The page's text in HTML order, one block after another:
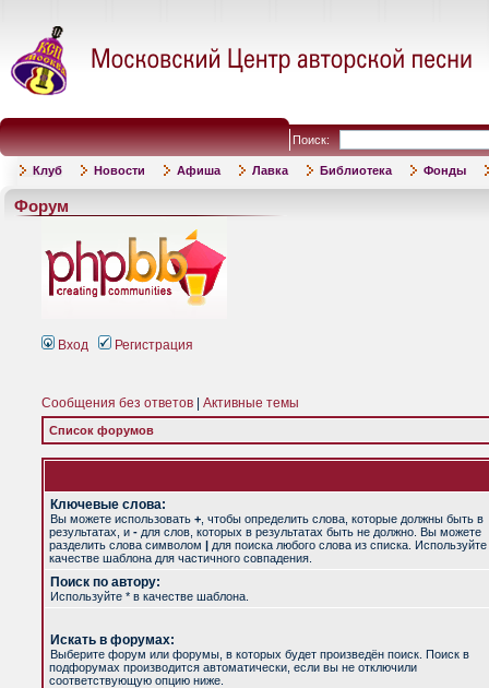
Поиск:
Клуб Новости Афиша Лавка Библиотека Фонды
Форум
Вход Регистрация
Сообщения без ответов Активные темы
Список форумов
Ключевые слова:
Вы можете использовать + , чтобы определить слова, которые должны быть в
результатах, и - для слов, которых в результатах быть не должно. Вы можете
разделить слова символом | для поиска любого слова из списка. Используйте
качестве шаблона для частичного совпадения.
Поиск по автору:
Используйте * в качестве шаблона.
Искать в форумах:
Выберите форум или форумы, в которых будет произведён поиск. Поиск в
подфорумах производится автоматически, если вы не отключили
соответствующую опцию ниже.